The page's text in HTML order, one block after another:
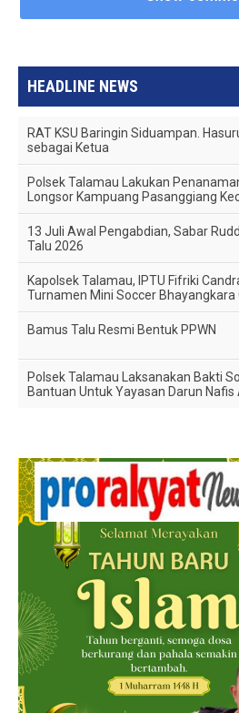
HEADLINE NEWS
RAT KSU Baringin Siduampan.
sebagai Ketua
Polsek Talamau Lakukan
Longsor Kampuang Pasanggiang
13 Juli Awal Pengabdian, Sabar
Talu 2026
Kapolsek Talamau, IPTU Fifriki
Turnamen Mini Soccer Bhayangkara
Bamus Talu Resmi Bentuk PPWN
Polsek Talamau Laksanakan Bakti
Bantuan Untuk Yayasan Darun Nafis